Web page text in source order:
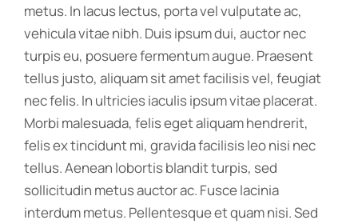
metus. In lacus lectus, porta vel vulputate ac,
vehicula vitae nibh. Duis ipsum dui, auctor nec
turpis eu, posuere fermentum augue. Praesent
tellus justo, aliquam sit amet facilisis vel, feugiat
nec felis. In ultricies iaculis ipsum vitae placerat.
Morbi malesuada, felis eget aliquam hendrerit,
felis ex tincidunt mi, gravida facilisis leo nisi nec
tellus. Aenean lobortis blandit turpis, sed
sollicitudin metus auctor ac. Fusce lacinia
interdum metus. Pellentesque et quam nisi. Sed